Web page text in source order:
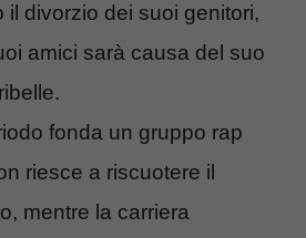
il divorzio dei suoi genitori,
amici sarà causa del suo
fonda un gruppo rap
riesce a riscuotere il
mentre la carriera